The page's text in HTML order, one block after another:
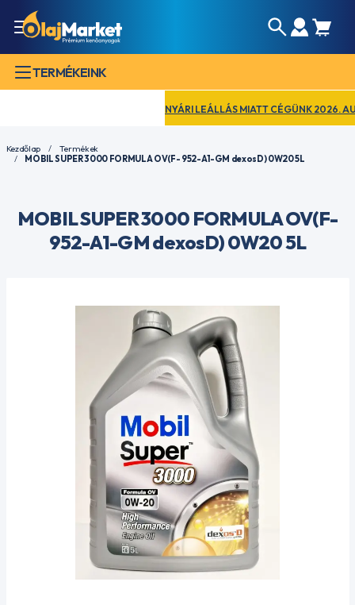
TERMÉKEINK
NYÁRI LEÁLLÁS MIATT CÉGÜNK 2026.
Kezdőlap
Termékek
MOBIL SUPER 3000 FORMULA OV(F- 952-A1-GM dexosD) 0W20 5L
MOBIL SUPER 3000 FORMULA OV(F-
952-A1-GM dexosD) 0W20 5L